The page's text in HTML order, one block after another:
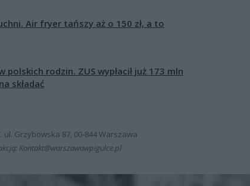
Air fryer tańszy aż o 150 zł, a to
polskich rodzin. ZUS wypłacił już 173 mln
składać
ul. Grzybowska 87, 00-844 Warszawa
Kontakt@warszawawpigulce.pl